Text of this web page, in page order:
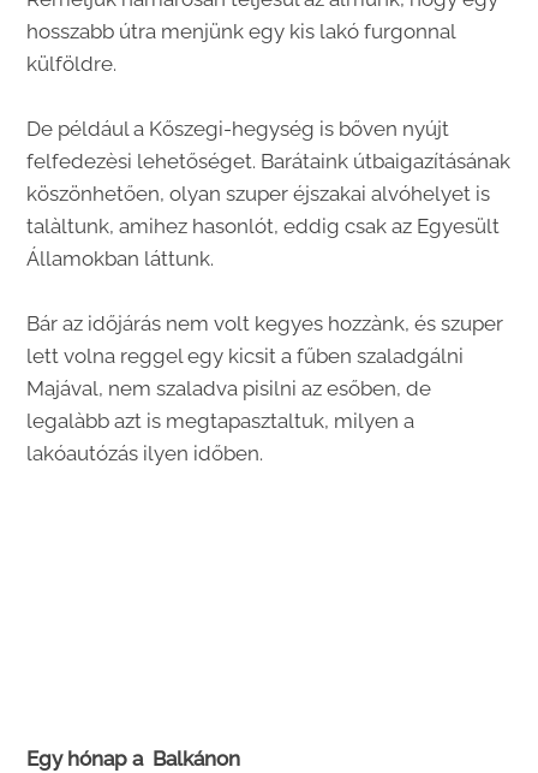
hosszabb útra menjünk egy kis lakó furgonnal
külföldre.
De például a Kőszegi-hegység is bőven nyújt
felfedezèsi lehetőséget. Barátaink útbaigazításának
köszönhetően, olyan szuper éjszakai alvóhelyet is
talàltunk, amihez hasonlót, eddig csak az Egyesült
Államokban láttunk.
Bár az időjárás nem volt kegyes hozzànk, és szuper
lett volna reggel egy kicsit a fűben szaladgálni
Majával, nem szaladva pisilni az esőben, de
legalàbb azt is megtapasztaltuk, milyen a
lakóautózás ilyen időben.
Egy hónap a Balkánon